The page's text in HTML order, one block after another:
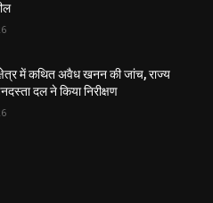
में कथित अवैध खनन की जांच, राज्य
दल ने किया निरीक्षण